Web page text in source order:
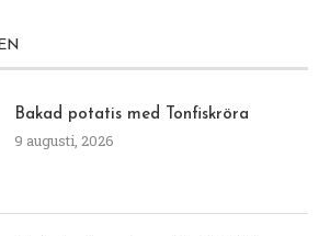
Bakad potatis med Tonfiskröra
9 augusti, 2026